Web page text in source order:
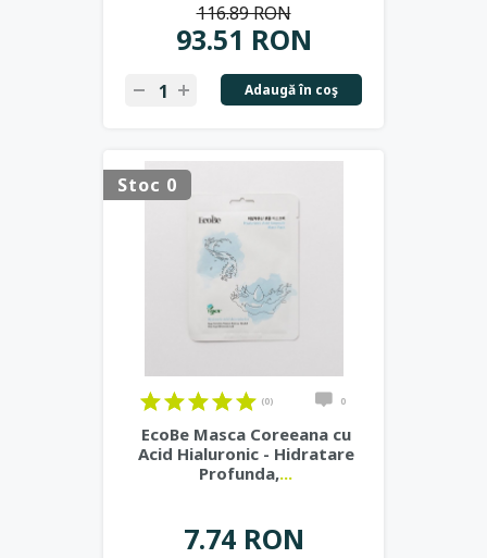
93.51 RON
116.89 RON
Adaugă în coş
Stoc 0
(0) 0
EcoBe Masca Coreeana cu
Acid Hialuronic - Hidratare
Profunda,...
7.74 RON